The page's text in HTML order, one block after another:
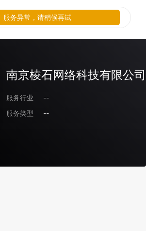
南京棱石网络科技有限公司
服务行业
--
服务类型
--
服务异常，请稍候再试